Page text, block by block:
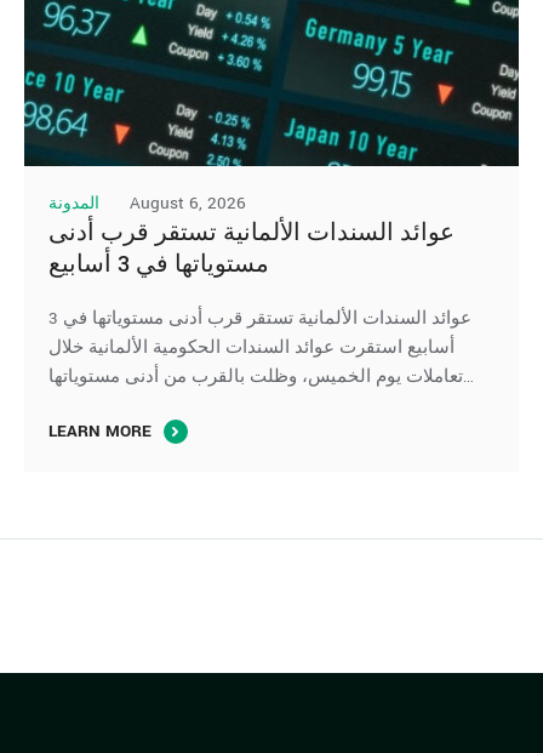
المدونة August 6, 2026
عوائد السندات الألمانية تستقر قرب أدنى
مستوياتها في 3 أسابيع
عوائد السندات الألمانية تستقر قرب أدنى مستوياتها في 3
أسابيع استقرت عوائد السندات الحكومية الألمانية خلال
تعاملات يوم الخميس، وظلت بالقرب من أدنى مستوياتها
توقعات رفع أسعار الفائدة بقوة من جانب البنك المركزي
LEARN MORE